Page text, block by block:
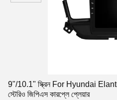
9"/10.1" স্ক্রিন For Hyundai
স্টেরিও জিপিএস কারপ্লে প্লেয়ার